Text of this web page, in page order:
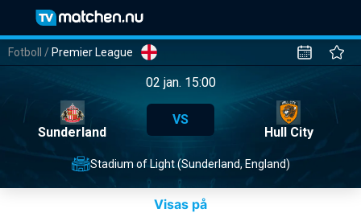
Fotboll / Premier League
02 jan. 15:00
Sunderland
VS
Hull City
Stadium of Light (Sunderland, England)
Visas på